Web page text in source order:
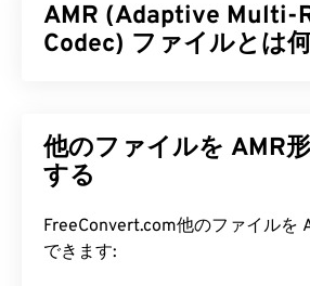
AMR (Adaptive Multi-
Codec) ファイルとは
AMR音声コーデックは狭帯域信
り、音声録音やラジオに最適です
UMTS（Universal Mobile
System）
他のファイルを AMR
する
FreeConvert.com他のファイルを
できます: